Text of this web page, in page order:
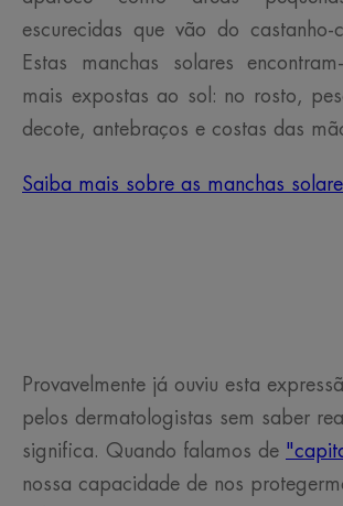
escurecidas que vão do
Estas manchas solares
mais expostas ao sol: no rosto,
decote, antebraços e costas das
Saiba mais sobre as manchas
Provavelmente já ouviu esta
pelos dermatologistas sem saber
significa. Quando falamos de
nossa capacidade de nos